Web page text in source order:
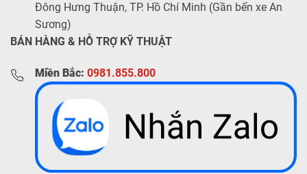
Đông Hưng Thuận, TP. Hồ Chí Minh (Gần bến xe An
Sương)
BÁN HÀNG & HỖ TRỢ KỸ THUẬT
Miền Bắc: 0981.855.800